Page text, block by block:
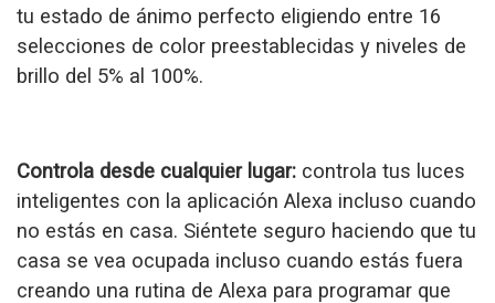
tu estado de ánimo perfecto eligiendo entre 16
selecciones de color preestablecidas y niveles de
brillo del 5% al 100%.
Controla desde cualquier lugar: controla tus luces
inteligentes con la aplicación Alexa incluso cuando
no estás en casa. Siéntete seguro haciendo que tu
casa se vea ocupada incluso cuando estás fuera
creando una rutina de Alexa para programar que